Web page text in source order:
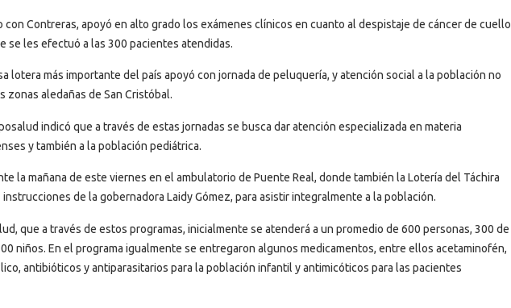
con Contreras, apoyó en alto grado los exámenes clínicos en cuanto al despistaje de cáncer de cuello
se les efectuó a las 300 pacientes atendidas.
lotera más importante del país apoyó con jornada de peluquería, y atención social a la población no
zonas aledañas de San Cristóbal.
indicó que a través de estas jornadas se busca dar atención especializada en materia
y también a la población pediátrica.
la mañana de este viernes en el ambulatorio de Puente Real, donde también la Lotería del Táchira
de la gobernadora Laidy Gómez, para asistir integralmente a la población.
que a través de estos programas, inicialmente se atenderá a un promedio de 600 personas, 300 de
niños. En el programa igualmente se entregaron algunos medicamentos, entre ellos acetaminofén,
antibióticos y antiparasitarios para la población infantil y antimicóticos para las pacientes